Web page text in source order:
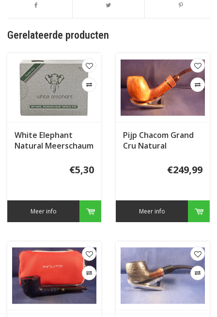
Gerelateerde producten
White Elephant
Natural Meerschaum
€5,30
Meer info
Pijp Chacom Grand
Cru Natural
€249,99
Meer info